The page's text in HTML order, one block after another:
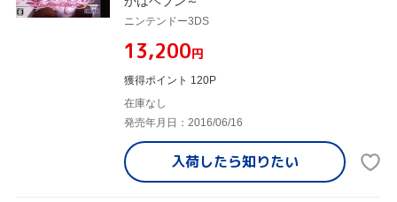
ニンテンドー3DS
¥13,200円
獲得ポイント 120P
在庫なし
発売年月日：2016/06/16
入荷したら知りたい